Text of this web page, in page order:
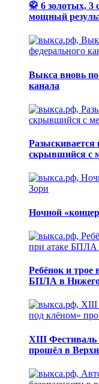
🥋 6 золотых, 3
мощный
Выкса вновь
канала
Разыскивается
скрывшийся с
Ночной
Ребёнок и трое
БПЛА в
XIII Фестиваль
прошёл в